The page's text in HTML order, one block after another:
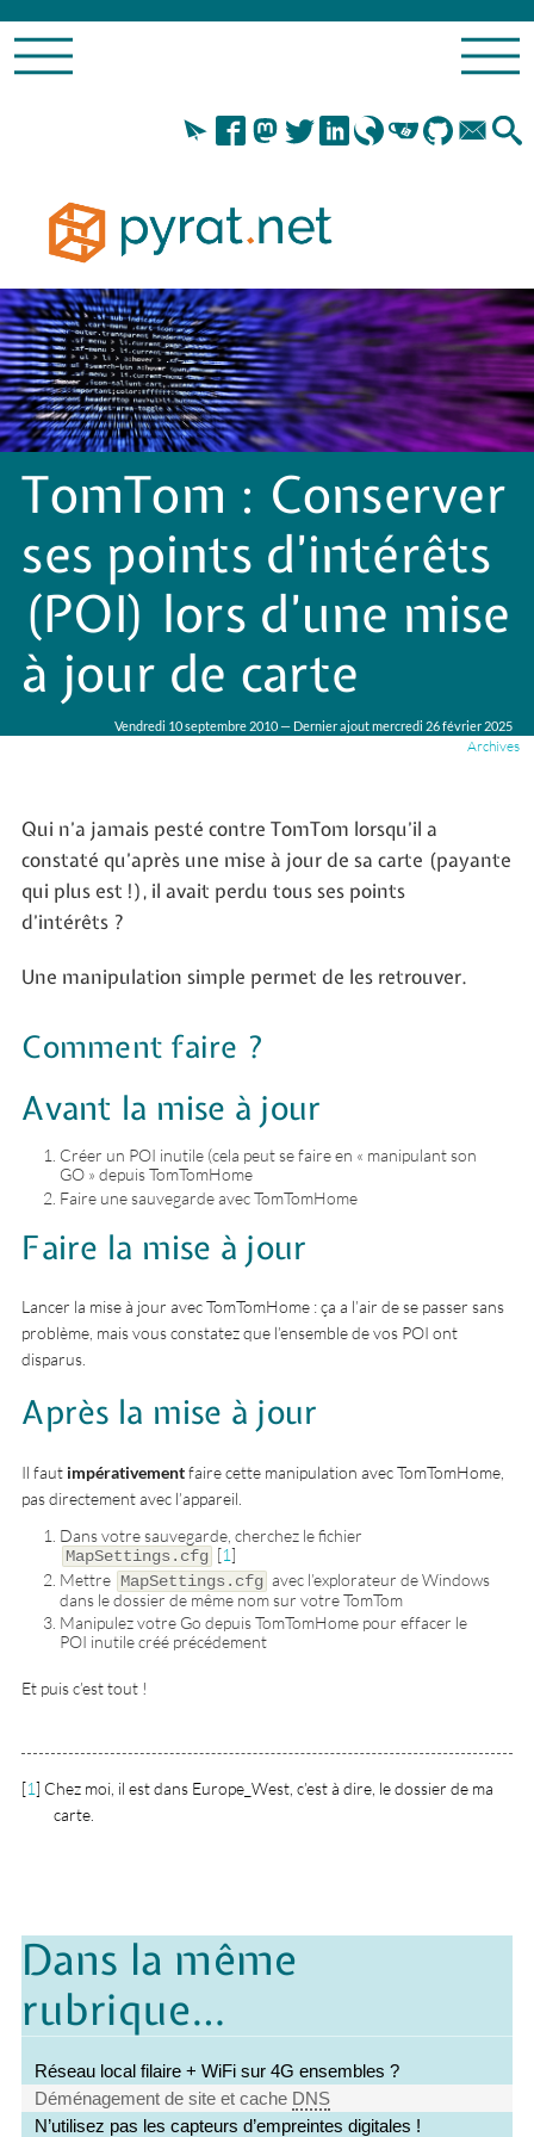
TomTom : Conserver
ses points d’intérêts
(POI) lors d’une mise
à jour de carte
Vendredi 10 septembre 2010 — Dernier ajout mercredi 26 février 2025
Archives
Qui n’a jamais pesté contre TomTom lorsqu’il a
constaté qu’après une mise à jour de sa carte (payante
qui plus est !), il avait perdu tous ses points
d’intérêts ?
Une manipulation simple permet de les retrouver.
Comment faire ?
Avant la mise à jour
Créer un POI inutile (cela peut se faire en « manipulant son
GO » depuis TomTomHome
Faire une sauvegarde avec TomTomHome
Faire la mise à jour
Lancer la mise à jour avec TomTomHome : ça a l’air de se passer sans
problème, mais vous constatez que l’ensemble de vos POI ont
disparus.
Après la mise à jour
Il faut impérativementfaire cette manipulation avec TomTomHome,
pas directement avec l’appareil.
Dans votre sauvegarde, cherchez le fichier
MapSettings.cfg [1]
Mettre MapSettings.cfg avec l’explorateur de Windows
dans le dossier de même nom sur votre TomTom
Manipulez votre Go depuis TomTomHome pour effacer le
POI inutile créé précédement
Et puis c’est tout !
[1] Chez moi, il est dans Europe_West, c’est à dire, le dossier de ma
carte.
Dans la même
rubrique…
Réseau local filaire + WiFi sur 4G ensembles ?
Déménagement de site et cache DNS
N’utilisez pas les capteurs d’empreintes digitales !